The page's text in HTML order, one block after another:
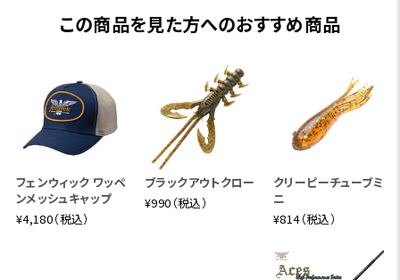
この商品を見た方へのおすすめ商品
フェンウィック ワッペ
ンメッシュキャップ
¥4,180（税込）
ブラックアウトクロー
¥990（税込）
クリーピーチューブミ
ニ
¥814（税込）